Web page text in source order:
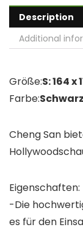
Description
Additional
Größe:S: 164 x
Farbe:Schwarz
Cheng San
Eigenschaften:
-Die
es für den